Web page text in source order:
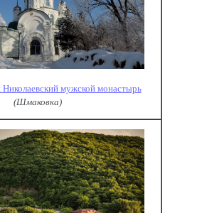
мужской монастырь
(Шмаковка)